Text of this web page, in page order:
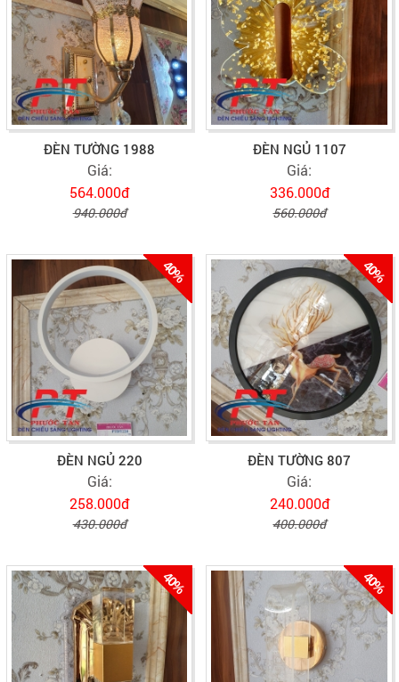
ĐÈN TƯỜNG 1988
Giá:
564.000đ
940.000đ
ĐÈN NGỦ 1107
Giá:
336.000đ
560.000đ
40%
ĐÈN NGỦ 220
Giá:
258.000đ
430.000đ
40%
ĐÈN TƯỜNG 807
Giá:
240.000đ
400.000đ
40% 40%